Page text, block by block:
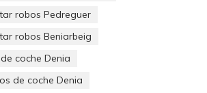
esta una cifra preocupante.
dependerá de si solo se copiará la llave
el duplicado del mando. En un
la llave y el mando pueden llegar a costar
robos Pedreguer
robos Beniarbeig
coche Denia
de coche Denia